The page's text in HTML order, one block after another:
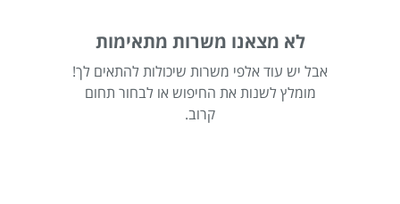
לא מצאנו משרות מתאימות
אבל יש עוד אלפי משרות שיכולות להתאים לך!
מומלץ לשנות את החיפוש או לבחור תחום
קרוב.